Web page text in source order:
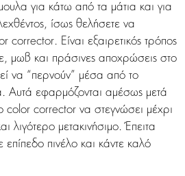
για κάτω από τα μάτια και για
ίσως θελήσετε να
corrector. Είναι εξαιρετικός τρόπος
μωβ και πράσινες αποχρώσεις στο
να “περνούν” μέσα από το
Αυτά εφαρμόζονται αμέσως μετά
color corrector να στεγνώσει μέχρι
λιγότερο μετακινήσιμο. Έπειτα
πινέλο και κάντε καλό